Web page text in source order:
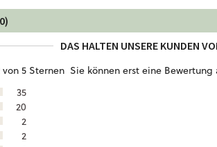
DAS HALTEN UNSERE KUNDEN
Sie können erst eine
von 5 Sternen
35
20
2
2